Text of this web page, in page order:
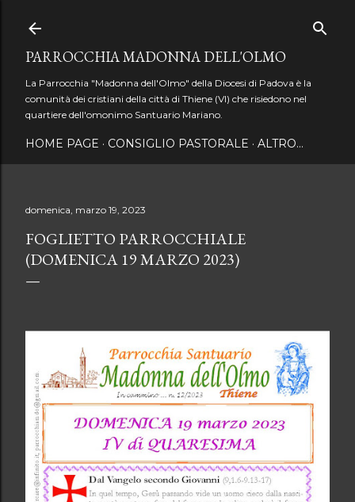
PARROCCHIA MADONNA DELL'OLMO
La Parrocchia "Madonna dell'Olmo" della Diocesi di Padova è la
comunità dei cristiani della città di Thiene (VI) che risiedono nel
quartiere dell'omonimo Santuario Mariano.
HOME PAGE CONSIGLIO PASTORALE ALTRO…
domenica, marzo 19, 2023
FOGLIETTO PARROCCHIALE
(DOMENICA 19 MARZO 2023)